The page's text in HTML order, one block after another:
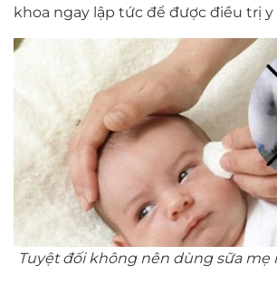
khoa ngay lập tức để được điều trị
Tuyệt đối không nên dùng sữa mẹ